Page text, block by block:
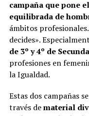
campaña que pone
equilibrada de
ámbitos
decides».
de 3º y 4º de
profesiones en
la Igualdad.
Estas dos campañas
través dematerial